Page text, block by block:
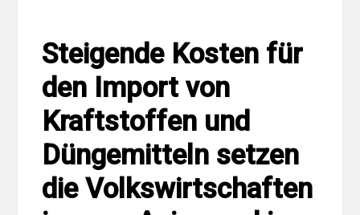
Steigende Kosten für
den Import von
Kraftstoffen und
Düngemitteln setzen
die Volkswirtschaften